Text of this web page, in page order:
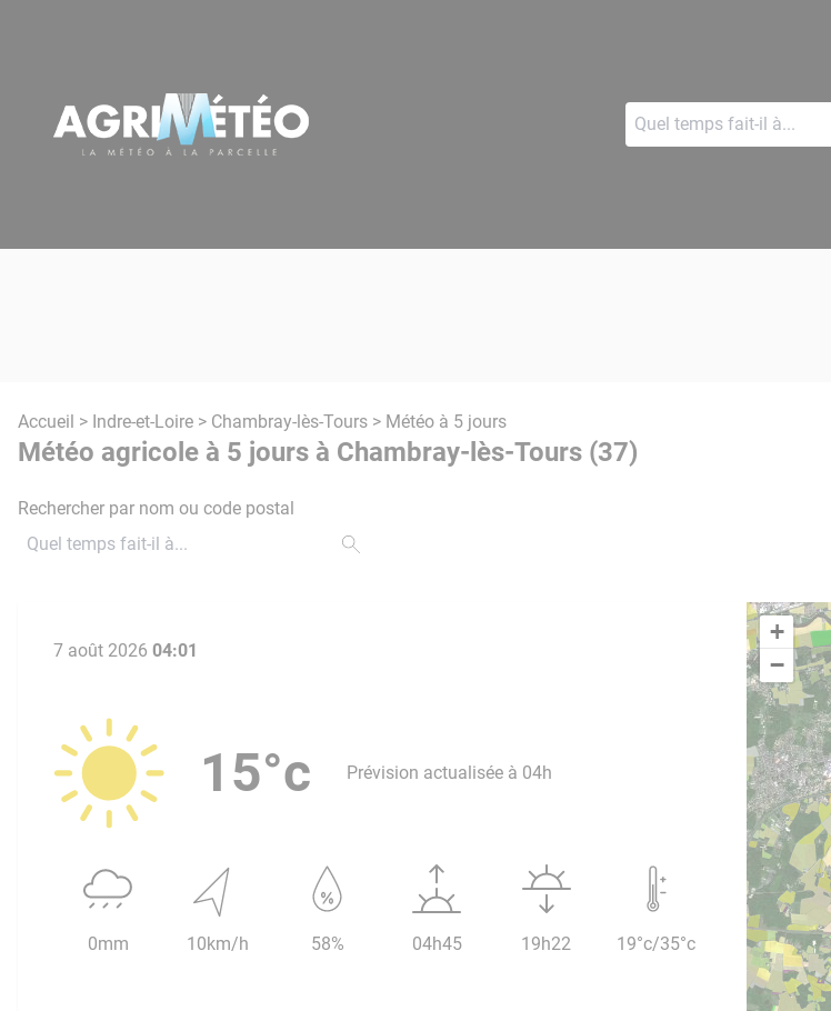
Accueil > Indre-et-Loire > Chambray-lès-Tours > Météo à 5 jours
Météo agricole à 5 jours à Chambray-lès-Tours (37)
Rechercher par nom ou code postal
+
−
7 août 2026 04:01
15°c Prévision actualisée à 04h
0mm 10km/h 58% 04h45 19h22 19°c/35°c